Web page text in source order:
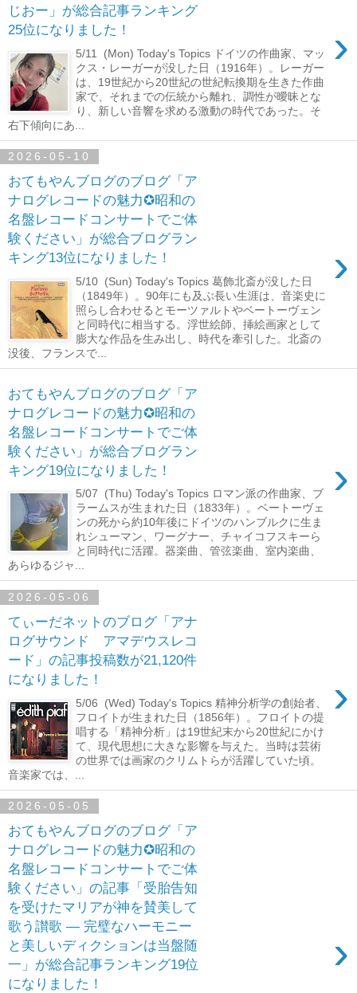
じおー」が総合記事ランキング
25位になりました！
›
5/11 (Mon) Today's Topics ドイツの作曲家、マッ
クス・レーガーが没した日（1916年）。レーガー
は、19世紀から20世紀の世紀転換期を生きた作曲
家で、それまでの伝統から離れ、調性が曖昧とな
り、新しい音響を求める激動の時代であった。そ
右下傾向にあ...
2026-05-10
おてもやんブログのブログ「ア
ナログレコードの魅力✪昭和の
名盤レコードコンサートでご体
験ください」が総合ブログラン
キング13位になりました！
›
5/10 (Sun) Today's Topics 葛飾北斎が没した日
（1849年）。90年にも及ぶ長い生涯は、音楽史に
照らし合わせるとモーツァルトやベートーヴェン
と同時代に相当する。浮世絵師、挿絵画家として
膨大な作品を生み出し、時代を牽引した。北斎の
没後、フランスで...
おてもやんブログのブログ「ア
ナログレコードの魅力✪昭和の
名盤レコードコンサートでご体
験ください」が総合ブログラン
キング19位になりました！
›
5/07 (Thu) Today's Topics ロマン派の作曲家、ブ
ラームスが生まれた日（1833年）。ベートーヴェ
ンの死から約10年後にドイツのハンブルクに生ま
れシューマン、ワーグナー、チャイコフスキーら
と同時代に活躍。器楽曲、管弦楽曲、室内楽曲、
あらゆるジャ...
2026-05-06
てぃーだネットのブログ「アナ
ログサウンド アマデウスレコ
ード」の記事投稿数が21,120件
になりました！
›
5/06 (Wed) Today's Topics 精神分析学の創始者、
フロイトが生まれた日（1856年）。フロイトの提
唱する「精神分析」は19世紀末から20世紀にかけ
て、現代思想に大きな影響を与えた。当時は芸術
の世界では画家のクリムトらが活躍していた頃。
音楽家では、...
2026-05-05
おてもやんブログのブログ「ア
ナログレコードの魅力✪昭和の
名盤レコードコンサートでご体
験ください」の記事「受胎告知
を受けたマリアが神を賛美して
歌う讃歌 ― 完璧なハーモニー
と美しいディクションは当盤随
一」が総合記事ランキング19位
になりました！
›